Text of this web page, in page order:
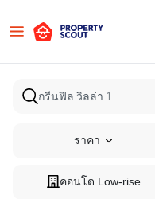
ราคา
คอนโด Low-rise